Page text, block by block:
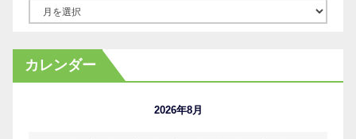
カ
イ
カレンダー
2026年8月